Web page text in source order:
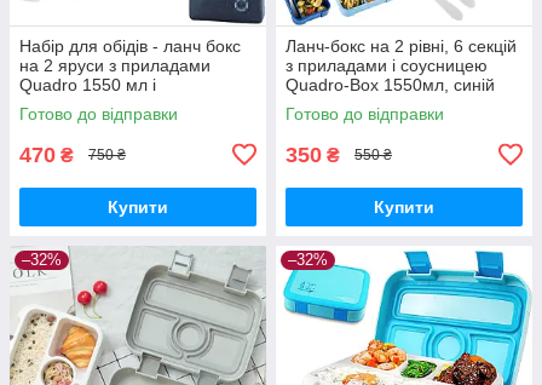
Набір для обідів - ланч бокс
на 2 яруси з приладами
Quadro 1550 мл і
термосумка, синій
Готово до відправки
470 ₴ 750 ₴
Купити
Ланч-бокс на 2 рівні, 6 секцій
з приладами і соусницею
Quadro-Box 1550мл, синій
Готово до відправки
350 ₴ 550 ₴
Купити
–32% –32%